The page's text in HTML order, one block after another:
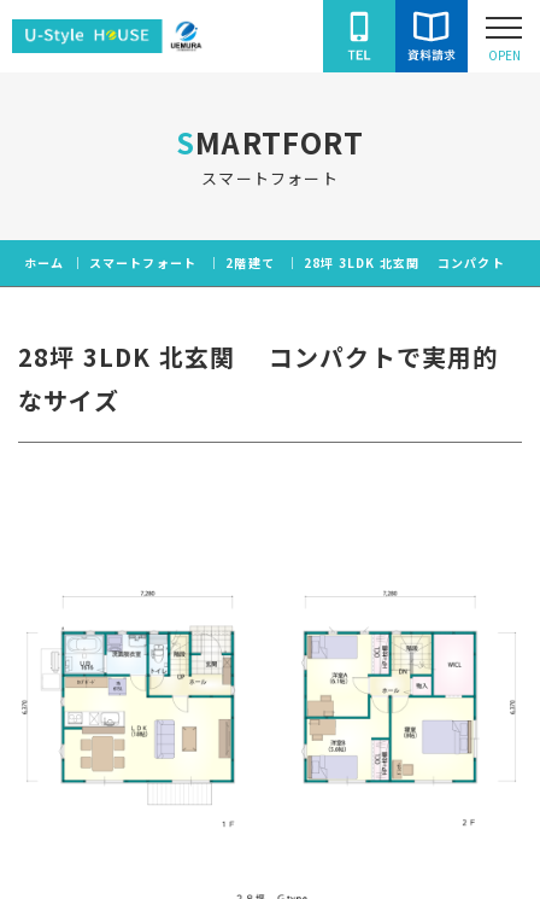
ユ
ハ
ウ
OPEN
SMARTFORT
スマートフォート
ホーム スマートフォート 2階建て 28坪 3LDK 北玄関 コンパクトで実
28坪 3LDK 北玄関 コンパクトで実用的
なサイズ